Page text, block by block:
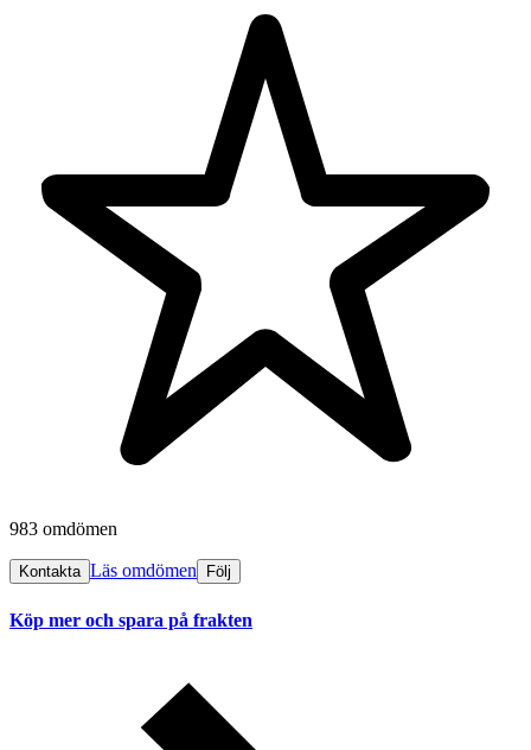
983 omdömen
Kontakta Läs omdömen Följ
Köp mer och spara på frakten